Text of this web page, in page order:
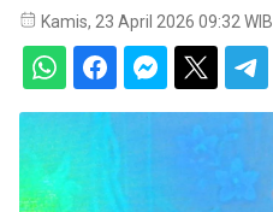
Kamis, 23 April 2026 09:32 WIB